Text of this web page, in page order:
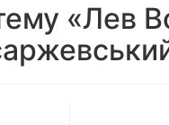
«Лев